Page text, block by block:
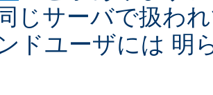
じサーバで扱わ
ドユーザには 明